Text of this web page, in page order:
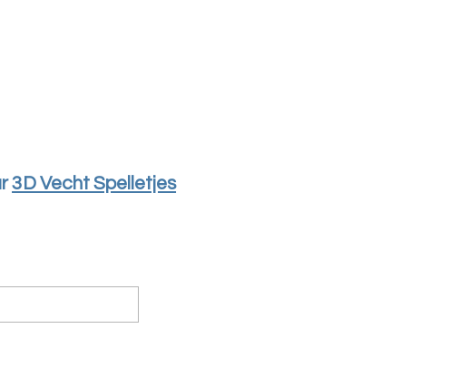
3D Vecht Spelletjes